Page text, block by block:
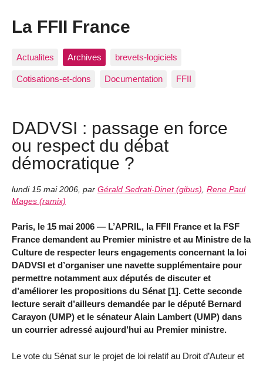
La FFII France
Actualites Archives brevets-logiciels
Cotisations-et-dons Documentation FFII
DADVSI : passage en force
ou respect du débat
démocratique ?
lundi 15 mai 2006 par Gérald Sedrati-Dinet (gibus) Rene Paul
Mages (ramix)
Paris, le 15 mai 2006 — L’APRIL, la FFII France et la FSF
France demandent au Premier ministre et au Ministre de la
Culture de respecter leurs engagements concernant la loi
DADVSI et d’organiser une navette supplémentaire pour
permettre notamment aux députés de discuter et
d’améliorer les propositions du Sénat [1]. Cette seconde
lecture serait d’ailleurs demandée par le député Bernard
Carayon (UMP) et le sénateur Alain Lambert (UMP) dans
un courrier adressé aujourd’hui au Premier ministre.
Le vote du Sénat sur le projet de loi relatif au Droit d’Auteur et